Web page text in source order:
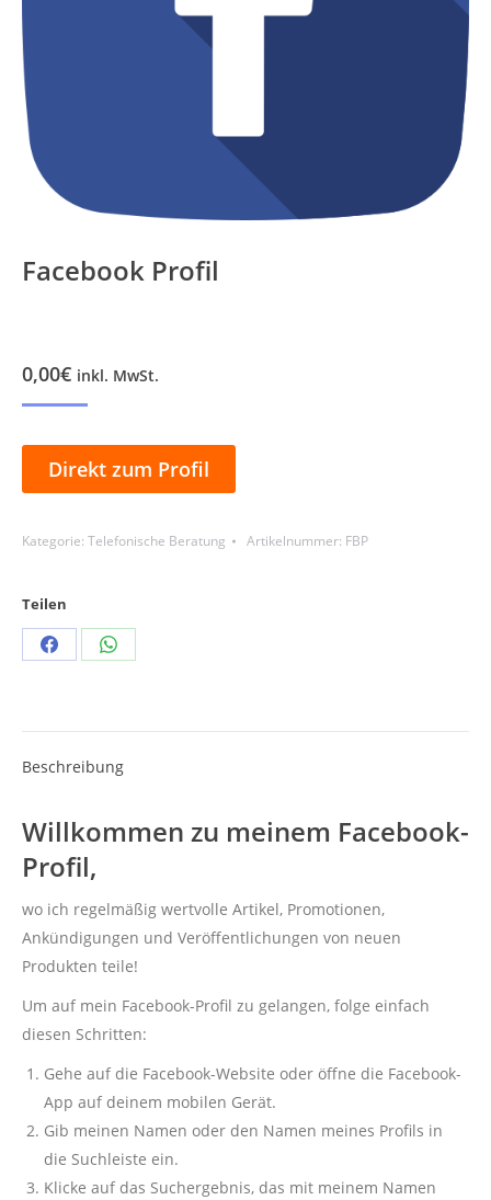
Facebook Profil
0,00€ inkl. MwSt.
Direkt zum Profil
Kategorie: Telefonische Beratung Artikelnummer: FBP
Teilen
Teilen Teilen
Beschreibung
Willkommen zu meinem Facebook-
Profil,
wo ich regelmäßig wertvolle Artikel, Promotionen,
Ankündigungen und Veröffentlichungen von neuen
Produkten teile!
Um auf mein Facebook-Profil zu gelangen, folge einfach
diesen Schritten:
Gehe auf die Facebook-Website oder öffne die Facebook-
App auf deinem mobilen Gerät.
Gib meinen Namen oder den Namen meines Profils in
die Suchleiste ein.
Klicke auf das Suchergebnis, das mit meinem Namen